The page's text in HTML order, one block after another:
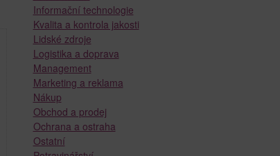
Informační technologie
Kvalita a kontrola jakosti
Lidské zdroje
Logistika a doprava
Management
Marketing a reklama
Nákup
Obchod a prodej
Ochrana a ostraha
Ostatní